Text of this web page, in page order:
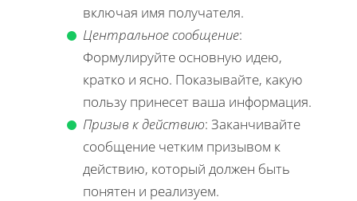
включая имя получателя.
Центральное сообщение:
Формулируйте основную идею,
кратко и ясно. Показывайте, какую
пользу принесет ваша информация.
Призыв к действию: Заканчивайте
сообщение четким призывом к
действию, который должен быть
понятен и реализуем.